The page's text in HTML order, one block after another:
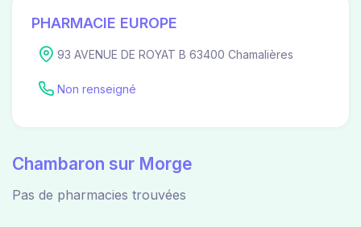
PHARMACIE EUROPE
93 AVENUE DE ROYAT B 63400 Chamalières
Non renseigné
Chambaron sur Morge
Pas de pharmacies trouvées